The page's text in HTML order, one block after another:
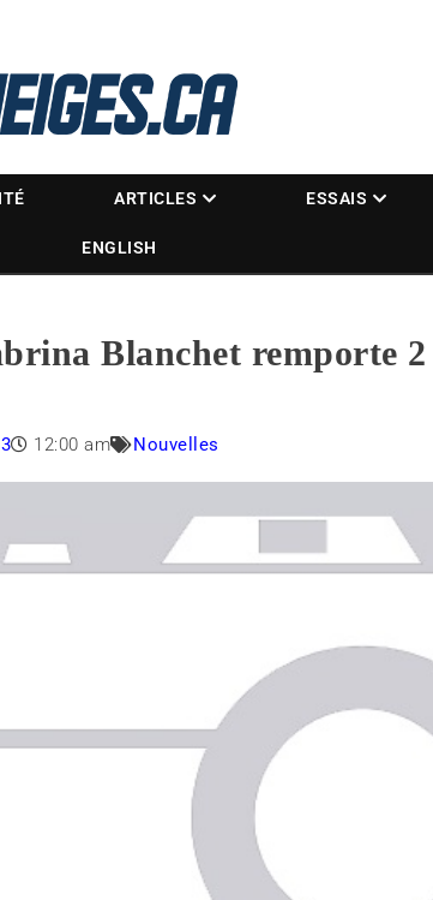
ARTICLES ESSAIS
ENGLISH
Blanchet remporte
12:00 am Nouvelles